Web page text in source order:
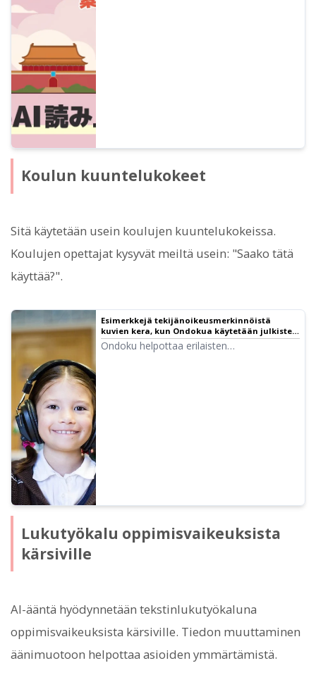
Koulun kuuntelukokeet
Sitä käytetään usein koulujen kuuntelukokeissa.
Koulujen opettajat kysyvät meiltä usein: "Saako tätä
käyttää?".
Esimerkkejä tekijänoikeusmerkinnöistä
kuvien kera, kun Ondokua käytetään julkisten
koulujen tai oppilaitosten kuuntelukokeissa |
Tekstinlukunohjelmisto Ondoku
Ondoku helpottaa erilaisten
Lukutyökalu oppimisvaikeuksista
kärsiville
AI-ääntä hyödynnetään tekstinlukutyökaluna
oppimisvaikeuksista kärsiville. Tiedon muuttaminen
äänimuotoon helpottaa asioiden ymmärtämistä.